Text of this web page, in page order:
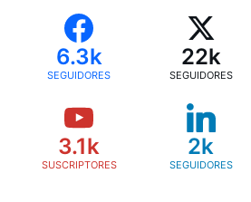
6.3k
SEGUIDORES
22k
SEGUIDORES
3.1k
SUSCRIPTORES
2k
SEGUIDORES